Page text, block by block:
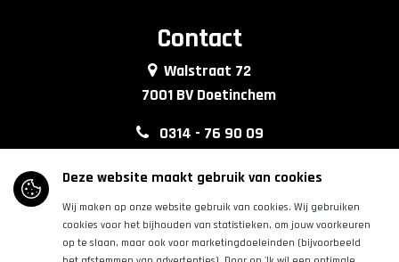
Contact
Walstraat 72
7001 BV Doetinchem
0314 - 76 90 09
info@lkkrdoetinchem.nl
Volg ons
Deze website maakt gebruik van cookies
Wij maken op onze website gebruik van cookies. Wij gebruiken
cookies voor het bijhouden van statistieken, om jouw voorkeuren
op te slaan, maar ook voor marketingdoeleinden (bijvoorbeeld